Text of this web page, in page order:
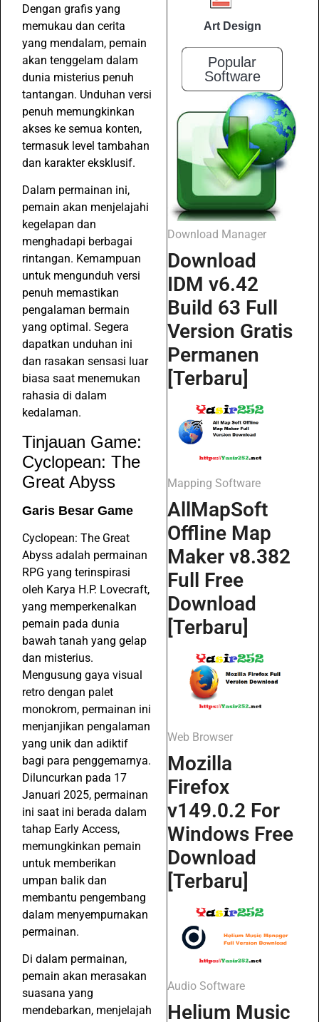
Dengan grafis yang
memukau dan cerita
yang mendalam, pemain
akan tenggelam dalam
dunia misterius penuh
tantangan. Unduhan versi
penuh memungkinkan
akses ke semua konten,
termasuk level tambahan
dan karakter eksklusif.
Dalam permainan ini,
pemain akan menjelajahi
kegelapan dan
menghadapi berbagai
rintangan. Kemampuan
untuk mengunduh versi
penuh memastikan
pengalaman bermain
yang optimal. Segera
dapatkan unduhan ini
dan rasakan sensasi luar
biasa saat menemukan
rahasia di dalam
kedalaman.
Tinjauan Game:
Cyclopean: The
Great Abyss
Garis Besar Game
Cyclopean: The Great
Abyss adalah permainan
RPG yang terinspirasi
oleh Karya H.P. Lovecraft,
yang memperkenalkan
pemain pada dunia
bawah tanah yang gelap
dan misterius.
Mengusung gaya visual
retro dengan palet
monokrom, permainan ini
menjanjikan pengalaman
yang unik dan adiktif
bagi para penggemarnya.
Diluncurkan pada 17
Januari 2025, permainan
ini saat ini berada dalam
tahap Early Access,
memungkinkan pemain
untuk memberikan
umpan balik dan
membantu pengembang
dalam menyempurnakan
permainan.
Di dalam permainan,
pemain akan merasakan
suasana yang
mendebarkan, menjelajah
Art Design
Popular
Software
Download Manager
Download
IDM v6.42
Build 63 Full
Version Gratis
Permanen
[Terbaru]
Mapping Software
AllMapSoft
Offline Map
Maker v8.382
Full Free
Download
[Terbaru]
Web Browser
Mozilla
Firefox
v149.0.2 For
Windows Free
Download
[Terbaru]
Audio Software
Helium Music